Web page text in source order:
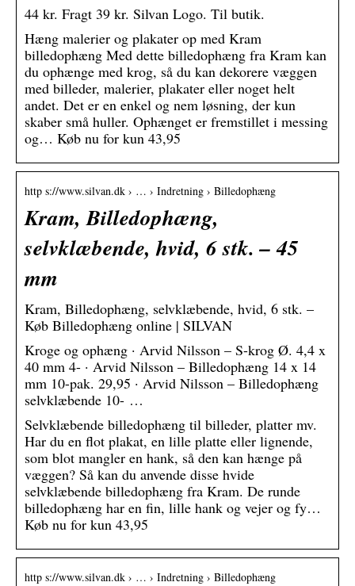
44 kr. Fragt 39 kr. Silvan Logo. Til butik.
Hæng malerier og plakater op med Kram
billedophæng Med dette billedophæng fra Kram kan
du ophænge med krog, så du kan dekorere væggen
med billeder, malerier, plakater eller noget helt
andet. Det er en enkel og nem løsning, der kun
skaber små huller. Ophænget er fremstillet i messing
og… Køb nu for kun 43,95
http s://www.silvan.dk › … › Indretning › Billedophæng
Kram, Billedophæng,
selvklæbende, hvid, 6 stk. – 45
mm
Kram, Billedophæng, selvklæbende, hvid, 6 stk. –
Køb Billedophæng online | SILVAN
Kroge og ophæng · Arvid Nilsson – S-krog Ø. 4,4 x
40 mm 4- · Arvid Nilsson – Billedophæng 14 x 14
mm 10-pak. 29,95 · Arvid Nilsson – Billedophæng
selvklæbende 10- …
Selvklæbende billedophæng til billeder, platter mv.
Har du en flot plakat, en lille platte eller lignende,
som blot mangler en hank, så den kan hænge på
væggen? Så kan du anvende disse hvide
selvklæbende billedophæng fra Kram. De runde
billedophæng har en fin, lille hank og vejer og fy…
Køb nu for kun 43,95
http s://www.silvan.dk › … › Indretning › Billedophæng